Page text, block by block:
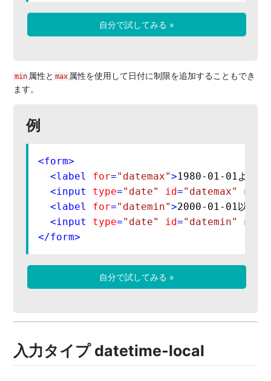
自分で試してみる »
min 属性と max 属性を使用して日付に制限を追加することもでき
ます。
例
<form>
<label for="datemax">1980-01-01より前
<input type="date" id="datemax" name
<label for="datemin">2000-01-01以降の
<input type="date" id="datemin" name
</form>
自分で試してみる »
入力タイプ datetime-local